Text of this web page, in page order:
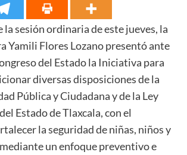
la sesión ordinaria de este jueves, la
Yamili Flores Lozano presentó ante
del Estado la Iniciativa para
diversas disposiciones de la
Pública y Ciudadana y de la Ley
Estado de Tlaxcala, con el
la seguridad de niñas, niños y
un enfoque preventivo e